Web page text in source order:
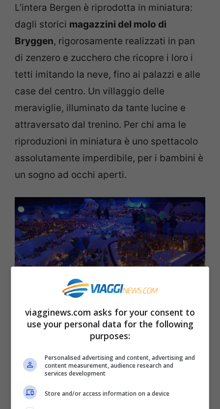
L’intera Bergen è riprodotta in miniatura:
dagli storici magazzini del molo di
Bryggen, rigorosamente realizzati in pan
di zenzero e zucchero che ricopre i loro i
tetti imitando la neve, fino ai palazzi e alle
case del centro. Un villaggio delle
meraviglie, illuminato da tante lucine e
attraversato dal trenino. Per chi ama le
riproduzioni in miniatura è uno spettacolo
assolutamente imperdibile, per i bambini è
un sogno ad occhi aperti.
Gingerbread Town, Pepperkakebyen a Bergen
(visitbergen.com)
Tutti gli anni, in vista del Natale, ibambini
delle scuole elementari e d’infanzia
contribuiscono a creare un pezzetto in
miniatura della città di Bergen, facendo
viagginews.com asks for your consent to
use your personal data for the following
purposes:
Personalised advertising and content, advertising and
content measurement, audience research and
services development
Store and/or access information on a device